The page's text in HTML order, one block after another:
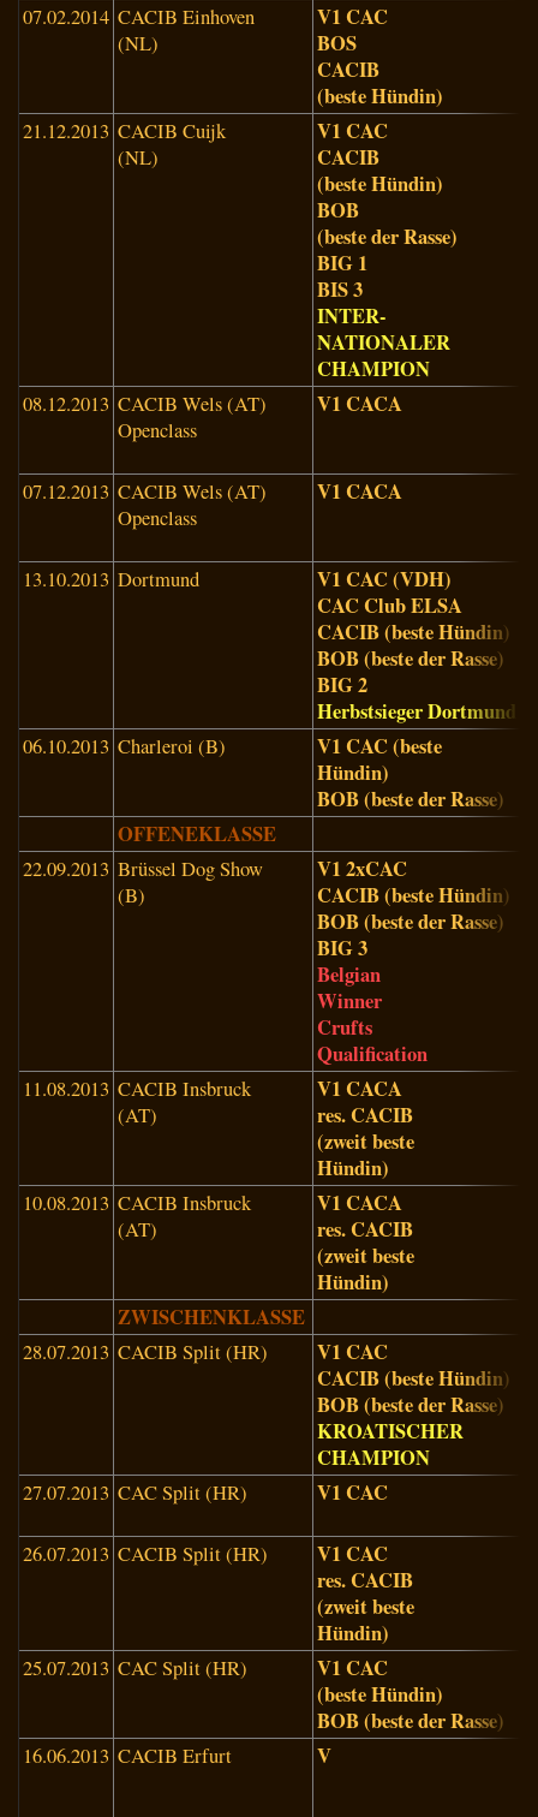
07.02.2014 CACIB Einhoven
(NL)
V1 CAC
BOS
CACIB
(beste Hündin)
21.12.2013 CACIB Cuijk
(NL)
V1 CAC
CACIB
(beste Hündin)
BOB
(beste der Rasse)
BIG 1
BIS 3
INTER-
NATIONALER
CHAMPION
08.12.2013 CACIB Wels (AT)
Openclass
V1 CACA
07.12.2013 CACIB Wels (AT)
Openclass
V1 CACA
13.10.2013 Dortmund
V1 CAC (VDH)
CAC Club ELSA
CACIB (beste Hündin)
BOB (beste der Rasse)
BIG 2
Herbstsieger Dortmund
06.10.2013 Charleroi (B)
V1 CAC (beste
Hündin)
BOB (beste der Rasse)
OFFENEKLASSE
22.09.2013 Brüssel Dog Show
(B)
V1 2xCAC
CACIB (beste Hündin)
BOB (beste der Rasse)
BIG 3
Belgian
Winner
Crufts
Qualification
11.08.2013 CACIB Insbruck
(AT)
V1 CACA
res. CACIB
(zweit beste
Hündin)
10.08.2013 CACIB Insbruck
(AT)
V1 CACA
res. CACIB
(zweit beste
Hündin)
ZWISCHENKLASSE
28.07.2013 CACIB Split (HR)
V1 CAC
CACIB (beste Hündin)
BOB (beste der Rasse)
KROATISCHER
CHAMPION
27.07.2013 CAC Split (HR) V1 CAC
26.07.2013 CACIB Split (HR)
V1 CAC
res. CACIB
(zweit beste
Hündin)
25.07.2013 CAC Split (HR)
V1 CAC
(beste Hündin)
BOB (beste der Rasse)
16.06.2013 CACIB Erfurt V